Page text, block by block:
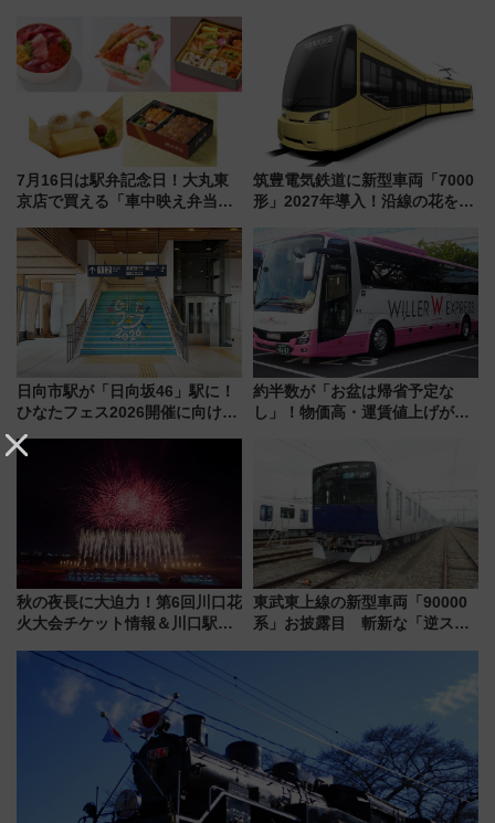
に開催決定
ディング＆カジュアルパーティ
ープラン
7月16日は駅弁記念日！大丸東
京店で買える「車中映え弁当」
筑豊電気鉄道に新型車両「7000
形」2027年導入！沿線の花をイ
内は落ち着いたゆとりある空間
に
日向市駅が「日向坂46」駅に！
ひなたフェス2026開催に向けJR
九州が記念きっぷや臨時列車で
全力応援 夜行列車「ドリーム
おひさま号」も走る
約半数が「お盆は帰省予定な
し」！物価高・運賃値上げが財
帰省動向調査】
秋の夜長に大迫力！第6回川口花
火大会チケット情報＆川口駅か
東武東上線の新型車両「90000
系」お披露目 斬新な「逆スラ